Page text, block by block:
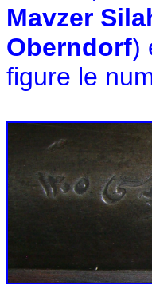
Mavzer
Oberndorf)
figure le